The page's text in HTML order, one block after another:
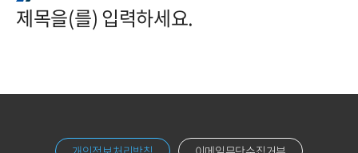
제목을(를) 입력하세요.